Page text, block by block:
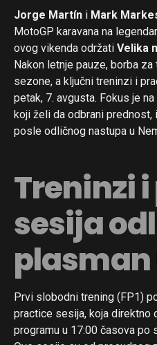
Jorge Martín i Mark
MotoGP karavana na
ovog vikenda održati Velika
Nakon letnje pauze, borba
sezone, a ključni treninzi i
petak, 7. avgusta. Fokus je
koji želi da odbrani prednost,
posle odličnog nastupa u
Treninzi
sesija
plasman
Prvi slobodni trening (FP1)
practice sesija, koja direktno
programu u 17:00 časova po